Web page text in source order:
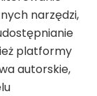
narzędzi,
platformy
autorskie,